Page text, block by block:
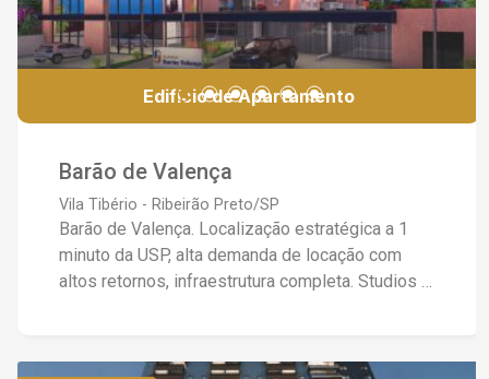
Edifício de Apartamento
Barão de Valença
Vila Tibério - Ribeirão Preto/SP
Barão de Valença. Localização estratégica a 1
minuto da USP, alta demanda de locação com
altos retornos, infraestrutura completa. Studios e
alterações conforme tabela da construtora)